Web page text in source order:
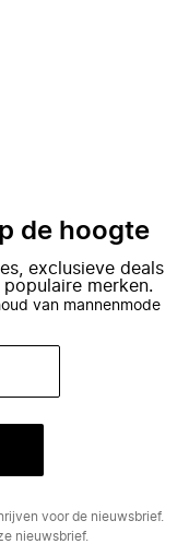
de hoogte
exclusieve deals
merken.
van mannenmode
voor de nieuwsbrief.
nieuwsbrief.